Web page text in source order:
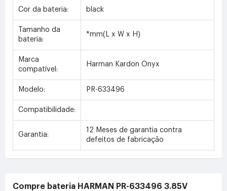
Cor da bateria: black
Tamanho da
bateria:
*mm(L x W x H)
Marca
compatível:
Harman Kardon Onyx
Modelo: PR-633496
Compatibilidade:
Garantia:
12 Meses de garantia contra
defeitos de fabricação
Compre bateria HARMAN PR-633496 3.85V